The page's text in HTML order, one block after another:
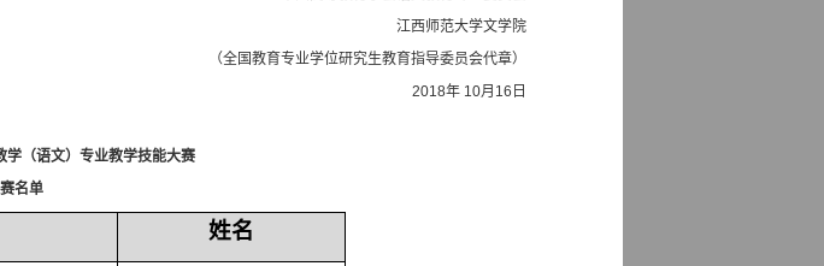
江西师范大学文学院
（全国教育专业学位研究生教育指导委员会代章）
2018年 10月 16 日
学（语文）专业教学技能大赛
名单
姓名